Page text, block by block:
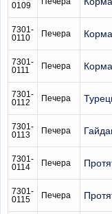
0109
7301-
0110
Печера
7301-
0111
Печера
7301-
0112
Печера
7301-
0113
Печера
7301-
0114
Печера
7301-
0115
Печера